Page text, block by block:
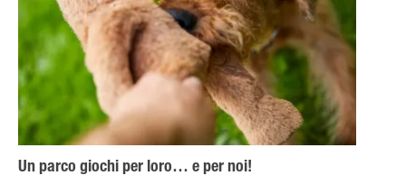
Un parco giochi per loro… e per noi!